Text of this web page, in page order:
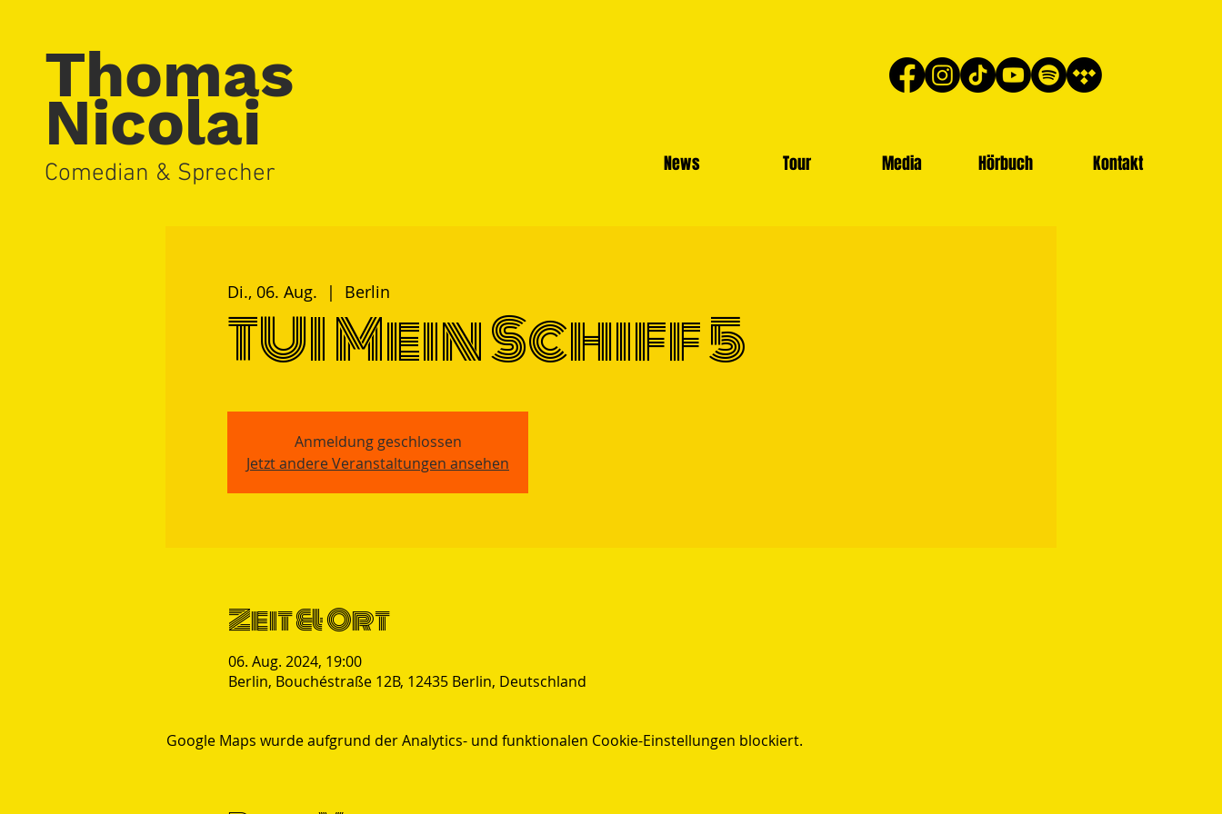
Thomas
Nicolai
Comedian & Sprecher News Tour Media Hörbuch Kontakt
Di., 06. Aug.
  |
Berlin
TUI Mein Schiff 5
Anmeldung geschlossen
Jetzt andere Veranstaltungen ansehen
Zeit & Ort
06. Aug. 2024, 19:00
Berlin, Bouchéstraße 12B, 12435 Berlin, Deutschland
Google Maps wurde aufgrund der Analytics- und funktionalen Cookie-Einstellungen blockiert.